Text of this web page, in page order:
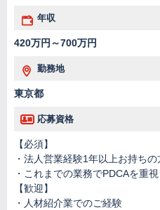
年収
420万円～700万円
勤務地
東京都
応募資格
【必須】
・法人営業経験1年以上お持ちの
・これまでの業務でPDCAを重
【歓迎】
・人材紹介業でのご経験